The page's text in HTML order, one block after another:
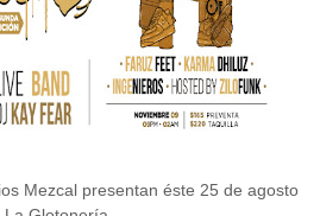
Mezcal presentan éste 25 de agosto